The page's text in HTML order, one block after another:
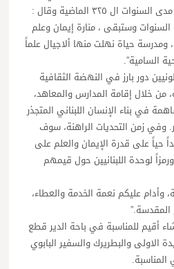
يوبيلها منوهاً بعطاءاتها على مدى السنوات ال ٣٢٥ الماضية وقال :
وستبقى ، منارة إيمان وعلم
حياة نهلت منها ألاجيال علماً
السامية”.
دور بارز في النهضة الثقافية
من خلال إقامة المدارس والمعاهد،
في بناء الإنسان اللبناني المتجذر
زمن التحديات الراهنة، سوف
حياً على قدرة الإيمان والعلم على
لوحدة اللبنانيين حول قيمهم
وأدام عليكم نعمة الخدمة والعطاء،
المقدسة.”
أقيم للمناسبة في باحة الدير قطع
والبطريرك والسفير البابوي